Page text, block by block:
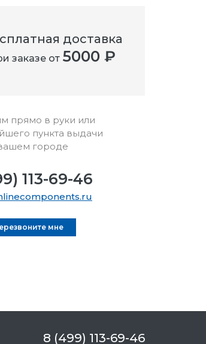
доставка
заказе от 5000 ₽
прямо в руки или
пункта выдачи
городе
113-69-46
мне
8 (499) 113-69-46